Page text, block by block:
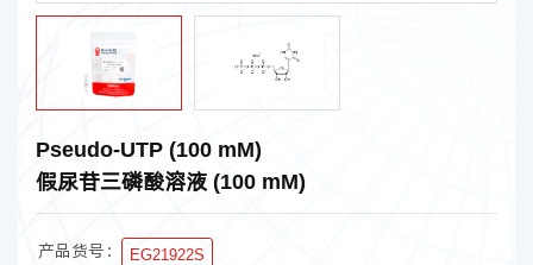
Pseudo-UTP (100 mM)
假尿苷三磷酸溶液 (100 mM)
产品货号： EG21922S